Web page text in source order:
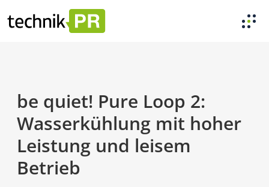
be quiet! Pure Loop 2:
Wasserkühlung mit hoher
Leistung und leisem
Betrieb